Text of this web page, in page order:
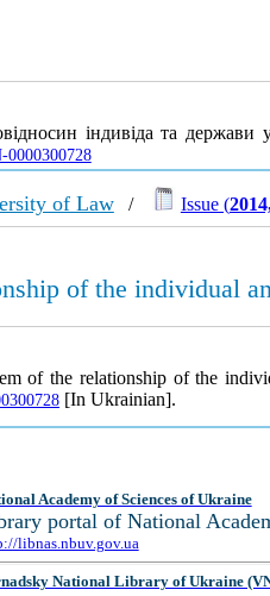
індивіда та держави у
0000300728
of Law/ Issue (
of the individual
of the relationship of the
[In Ukrainian].
Academy of Sciences of Ukraine
portal of National
libnas.nbuv.gov.ua
National Library of Ukraine